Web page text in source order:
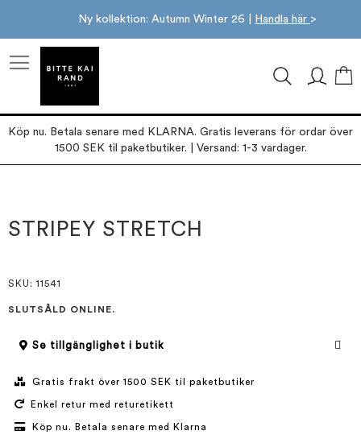
Ny kollektion: Autumn Winter 26 | Handla här >
Köp nu. Betala senare med KLARNA. Gratis leverans för ordar över
1500 SEK til paketbutiker. | Versand: 1-3 vardager.
slutet
av
början
av
STRIPEY STRETCH
SKU : 11541
SLUTSÅLD ONLINE.
Se tillgänglighet i butik
Gratis frakt över 1500 SEK til paketbutiker
Enkel retur med returetikett
Köp nu. Betala senare med Klarna